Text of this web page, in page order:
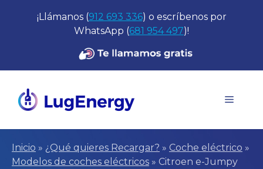
¡Llámanos (912 693 336) o escríbenos por
WhatsApp (681 954 497)!
Menú
Inicio » ¿Qué quieres Recargar? » Coche eléctrico »
Modelos de coches eléctricos » Citroen e-Jumpy